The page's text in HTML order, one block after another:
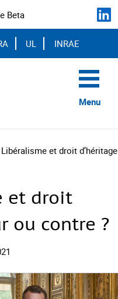
Beta
UL INRAE
Menu
Libéralisme et droit d’héritage
et droit
ou contre ?